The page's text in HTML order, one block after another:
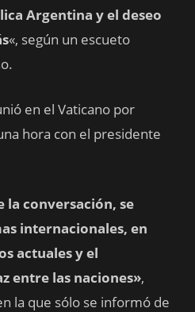
Argentina y el deseo
«, según un escueto
en el Vaticano por
hora con el presidente
la conversación, se
internacionales, en
actuales y el
entre las naciones»,
la que sólo se informó de